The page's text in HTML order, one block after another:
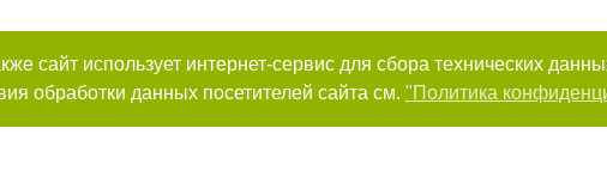
сайт использует интернет-сервис для сбора технических
обработки данных посетителей сайта см. "Политика